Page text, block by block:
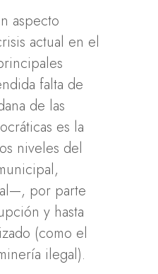
aspecto
actual en el
falta de
de las
es la
niveles del
por parte
y hasta
(como el
ilegal).